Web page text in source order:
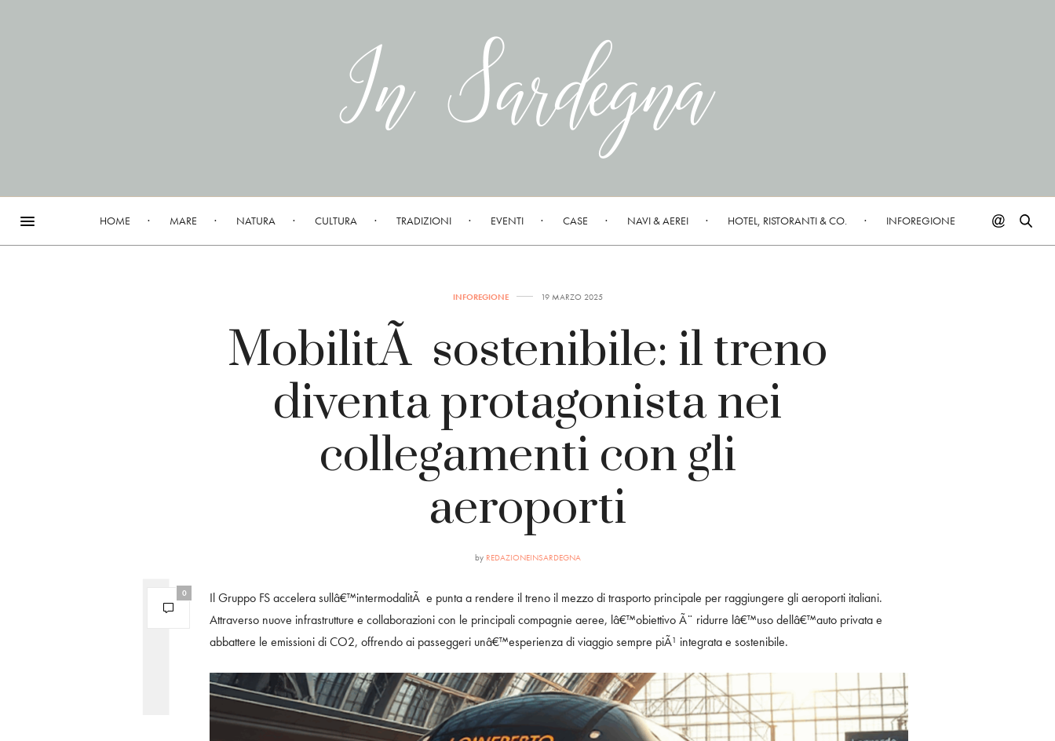
HOME MARE NATURA CULTURA TRADIZIONI EVENTI CASE NAVI & AEREI HOTEL, RISTORANTI & CO. INFOREGIONE
INFOREGIONE 19 MARZO 2025
MobilitÃ sostenibile: il treno
diventa protagonista nei
collegamenti con gli
aeroporti
by REDAZIONEINSARDEGNA
0
Il Gruppo FS accelera sullâ€™intermodalitÃ e punta a rendere il treno il mezzo di trasporto principale per raggiungere gli aeroporti italiani.
Attraverso nuove infrastrutture e collaborazioni con le principali compagnie aeree, lâ€™obiettivo Ã¨ ridurre lâ€™uso dellâ€™auto privata e
abbattere le emissioni di CO2, offrendo ai passeggeri unâ€™esperienza di viaggio sempre piÃ¹ integrata e sostenibile.